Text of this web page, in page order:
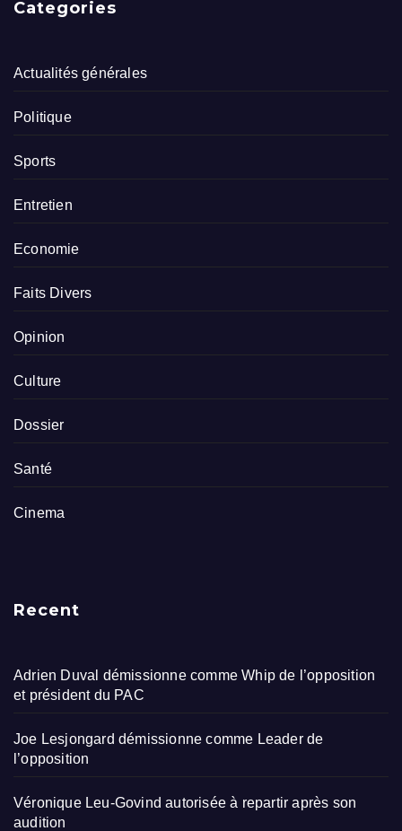
Categories
Actualités générales
Politique
Sports
Entretien
Economie
Faits Divers
Opinion
Culture
Dossier
Santé
Cinema
Recent
Adrien Duval démissionne comme Whip de l’opposition
et président du PAC
Joe Lesjongard démissionne comme Leader de
l’opposition
Véronique Leu-Govind autorisée à repartir après son
audition